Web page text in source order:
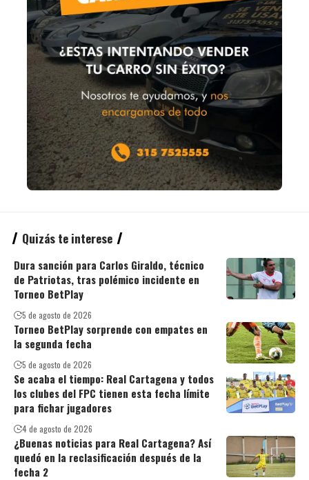
Quizás te interese
Dura sanción para Carlos Giraldo, técnico
de Patriotas, tras polémico incidente en
Torneo BetPlay
5 de agosto de 2026
Torneo BetPlay sorprende con empates en
la segunda fecha
5 de agosto de 2026
Se acaba el tiempo: Real Cartagena y todos
los clubes del FPC tienen esta fecha límite
para fichar jugadores
4 de agosto de 2026
¿Buenas noticias para Real Cartagena? Así
quedó en la reclasificación después de la
fecha 2